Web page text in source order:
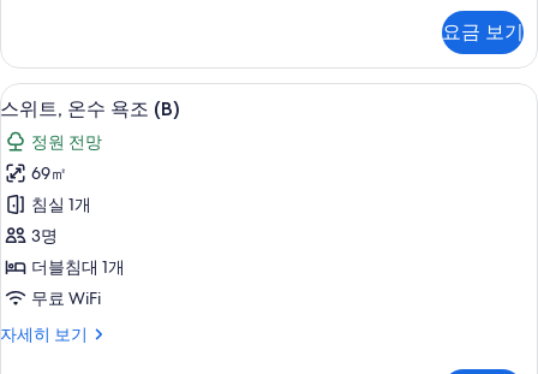
모
두
보
기
수
욕
조
(C)
자
세
히
보
기
요금 보기
스
위
트,
온
수
욕
조
(B)
사
5
스위트, 온수 욕조 (B)
정원 전망
69㎡
침실 1개
3명
더블침대 1개
무료 WiFi
자세히 보기
스